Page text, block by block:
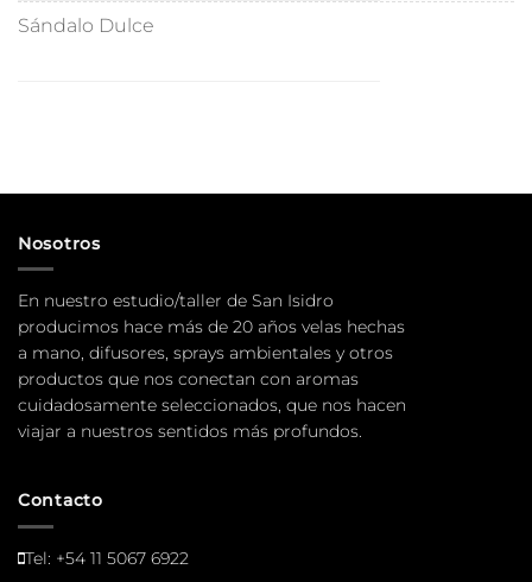
Sándalo Dulce
Nosotros
En nuestro estudio/taller de San Isidro
producimos hace más de 20 años velas hechas
a mano, difusores, sprays ambientales y otros
productos que nos conectan con aromas
cuidadosamente seleccionados, que nos hacen
viajar a nuestros sentidos más profundos.
Contacto
Tel: +54 11 5067 6922